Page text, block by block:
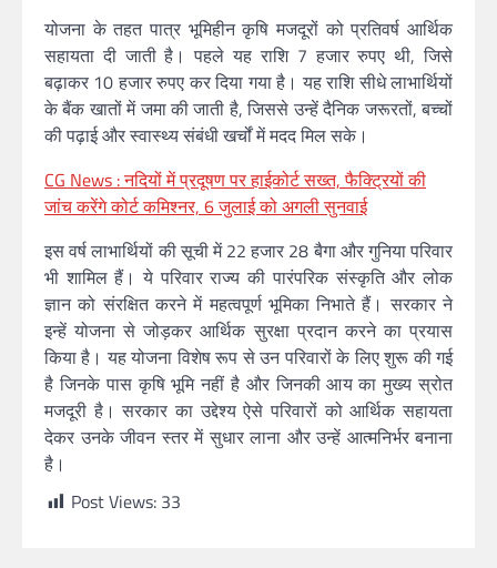
योजना के तहत पात्र भूमिहीन कृषि मजदूरों को प्रतिवर्ष आर्थिक
सहायता दी जाती है। पहले यह राशि 7 हजार रुपए थी, जिसे
बढ़ाकर 10 हजार रुपए कर दिया गया है। यह राशि सीधे लाभार्थियों
के बैंक खातों में जमा की जाती है, जिससे उन्हें दैनिक जरूरतों, बच्चों
की पढ़ाई और स्वास्थ्य संबंधी खर्चों में मदद मिल सके।
CG News : नदियों में प्रदूषण पर हाईकोर्ट सख्त, फैक्ट्रियों की
जांच करेंगे कोर्ट कमिश्नर, 6 जुलाई को अगली सुनवाई
इस वर्ष लाभार्थियों की सूची में 22 हजार 28 बैगा और गुनिया परिवार
भी शामिल हैं। ये परिवार राज्य की पारंपरिक संस्कृति और लोक
ज्ञान को संरक्षित करने में महत्वपूर्ण भूमिका निभाते हैं। सरकार ने
इन्हें योजना से जोड़कर आर्थिक सुरक्षा प्रदान करने का प्रयास
किया है। यह योजना विशेष रूप से उन परिवारों के लिए शुरू की गई
है जिनके पास कृषि भूमि नहीं है और जिनकी आय का मुख्य स्रोत
मजदूरी है। सरकार का उद्देश्य ऐसे परिवारों को आर्थिक सहायता
देकर उनके जीवन स्तर में सुधार लाना और उन्हें आत्मनिर्भर बनाना
है।
Post Views: 33